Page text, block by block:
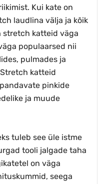
Kui kate on
laudlina välja ja kõik
stretch katteid väga
populaarsed nii
pulmades ja
katteid
pinkide
ja muude
tuleb see üle istme
tooli jalgade taha
on väga
seega